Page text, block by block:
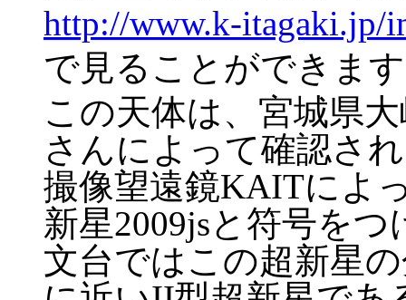
http://www.k-itagaki.jp/
で見ることができま
この天体は、宮城県
さんによって確認さ
撮像望遠鏡KAITによ
新星2009jsと符号を
文台ではこの超新星